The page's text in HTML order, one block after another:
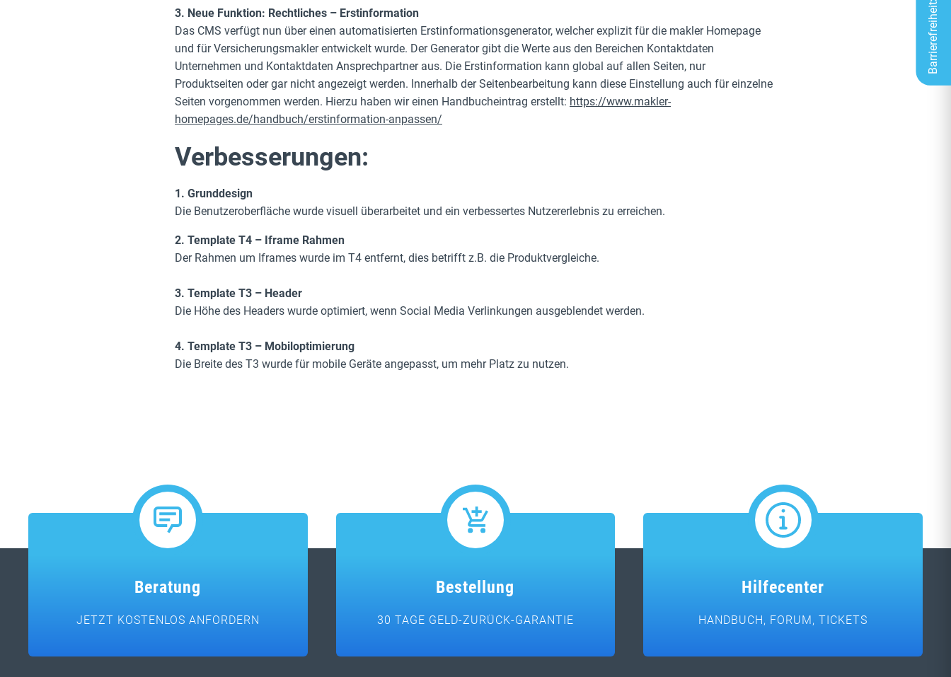
3. Neue Funktion: Rechtliches – Erstinformation
Das CMS verfügt nun über einen automatisierten Erstinformationsgenerator, welcher explizit für die makler Homepage
und für Versicherungsmakler entwickelt wurde. Der Generator gibt die Werte aus den Bereichen Kontaktdaten
Unternehmen und Kontaktdaten Ansprechpartner aus. Die Erstinformation kann global auf allen Seiten, nur
Produktseiten oder gar nicht angezeigt werden. Innerhalb der Seitenbearbeitung kann diese Einstellung auch für einzelne
Seiten vorgenommen werden. Hierzu haben wir einen Handbucheintrag erstellt: https://www.makler-
homepages.de/handbuch/erstinformation-anpassen/
Verbesserungen:
1. Grunddesign
Die Benutzeroberfläche wurde visuell überarbeitet und ein verbessertes Nutzererlebnis zu erreichen.
2. Template T4 – Iframe Rahmen
Der Rahmen um Iframes wurde im T4 entfernt, dies betrifft z.B. die Produktvergleiche.
3. Template T3 – Header
Die Höhe des Headers wurde optimiert, wenn Social Media Verlinkungen ausgeblendet werden.
4. Template T3 – Mobiloptimierung
Die Breite des T3 wurde für mobile Geräte angepasst, um mehr Platz zu nutzen.
Beratung
JETZT KOSTENLOS ANFORDERN
Bestellung
30 TAGE GELD-ZURÜCK-GARANTIE
Hilfecenter
HANDBUCH, FORUM, TICKETS
Barrierefreiheit